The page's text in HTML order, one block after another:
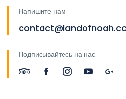
Напишите нам
Подписывайтесь на нас